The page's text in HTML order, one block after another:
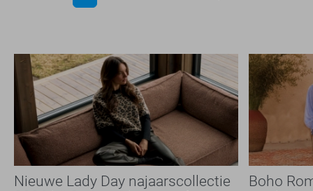
Nieuwe Lady Day najaarscollectie
Boho